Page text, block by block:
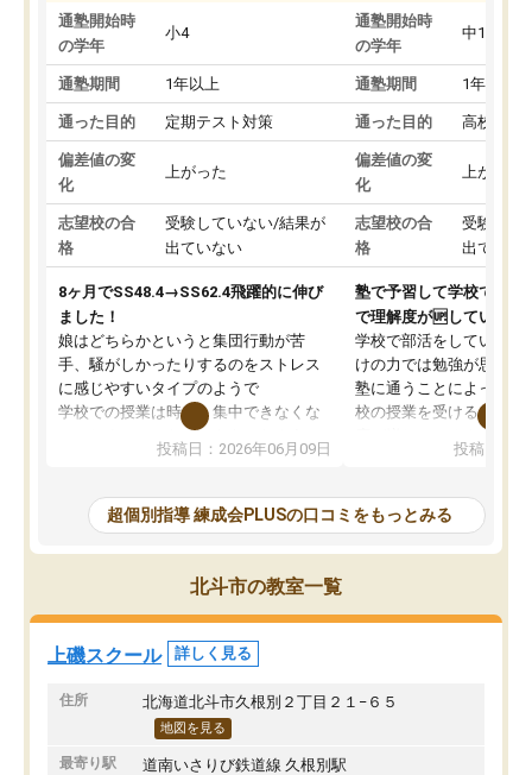
通塾開始時
の学年
小4
通塾期間 1年以上
通った目的 定期テスト対策
偏差値の変
化
上がった
志望校の合
格
受験していない/結果が
出ていない
8ヶ月でSS48.4→SS62.4飛躍的に伸び
ました！
娘はどちらかというと集団行動が苦
手、騒がしかったりするのをストレス
に感じやすいタイプのようで
学校での授業は時々、集中できなくな
ってしまっていたこともあったようで
な環境の中、ぐんぐんと問題を解き、
大変満足してパソコンに向かうことが
できている様子。
先生はやる気を引き出してくれる声か
けや、分からない問題には熱心に応え
て教えてくださります。
おかげさまで成績が上がり、勉強が楽
投稿日：2026年06月09日
通塾開始時
の学年
中1
通塾期間 1年以上
通った目的 高校受験
偏差値の変
化
上がった
志望校の合
格
受験して
出ていな
塾で予習して学校で授業
で理解度が🆙している。
学校で部活をしているこ
けの力では勉強が思うよ
塾に通うことによって予
校の授業を受けるので授
ストなど塾で受けるこ
か、他の学校へ通ってい
の生徒さん達はどのくら
のか知る機会となり、と
たり、学力テストの結果
ので、勉強への意欲へと
投稿日：
超個別指導 練成会PLUSの口コミをもっとみる
北斗市の教室一覧
上磯スクール 詳しく見る
住所 北海道北斗市久根別２丁目２１−６５
地図を見る
最寄り駅 道南いさりび鉄道線 久根別駅